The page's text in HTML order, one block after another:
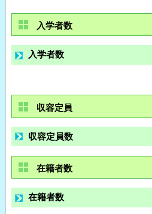
入学者数
入学者数
収容定員
収容定員数
在籍者数
在籍者数